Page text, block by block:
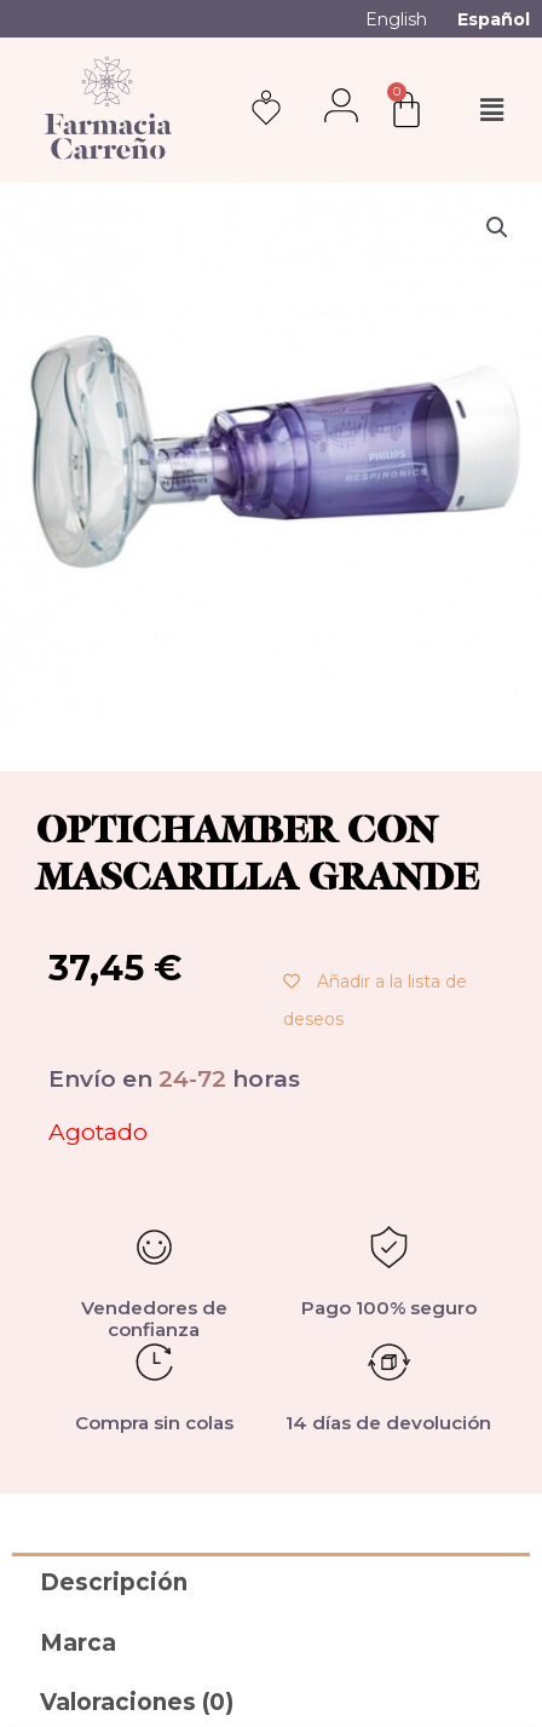
English Español
0
OPTICHAMBER CON
MASCARILLA GRANDE
37,45 €
Añadir a la lista de
deseos
Envío en 24-72 horas
Agotado
Vendedores de
confianza
Pago 100% seguro
Compra sin colas 14 días de devolución
Descripción
Marca
Valoraciones (0)